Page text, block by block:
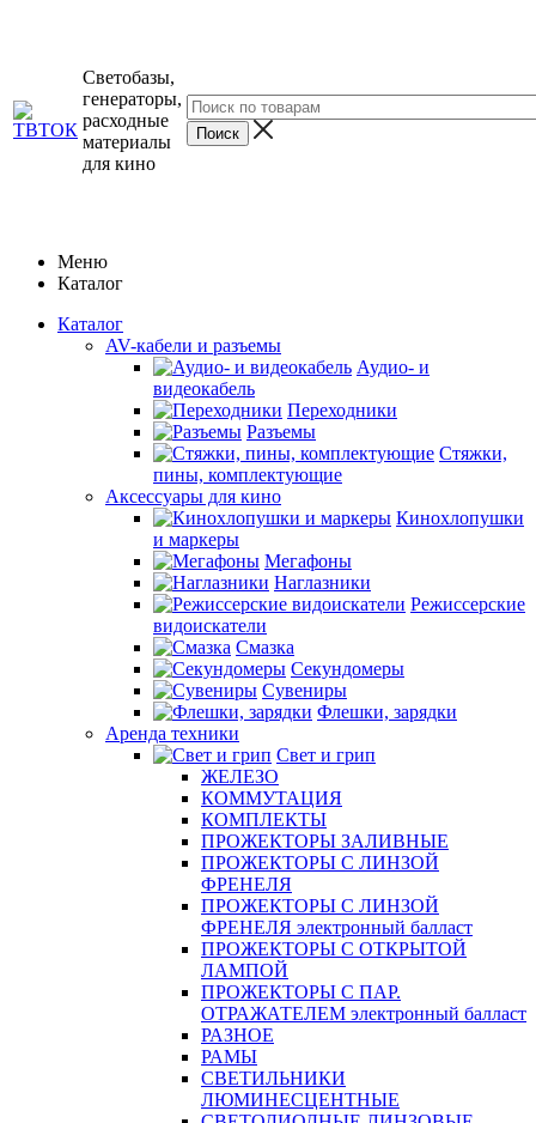
Светобазы,
генераторы,
расходные
материалы
для кино
Меню
Каталог
Каталог
AV-кабели и разъемы
Аудио- и
видеокабель
Переходники
Разъемы
Стяжки,
пины, комплектующие
Аксессуары для кино
Кинохлопушки
и маркеры
Мегафоны
Наглазники
Режиссерские
видоискатели
Смазка
Секундомеры
Сувениры
Флешки, зарядки
Аренда техники
Свет и грип
ЖЕЛЕЗО
КОММУТАЦИЯ
КОМПЛЕКТЫ
ПРОЖЕКТОРЫ ЗАЛИВНЫЕ
ПРОЖЕКТОРЫ С ЛИНЗОЙ
ФРЕНЕЛЯ
ПРОЖЕКТОРЫ С ЛИНЗОЙ
ФРЕНЕЛЯ электронный балласт
ПРОЖЕКТОРЫ С ОТКРЫТОЙ
ЛАМПОЙ
ПРОЖЕКТОРЫ С ПАР.
ОТРАЖАТЕЛЕМ электронный балласт
РАЗНОЕ
РАМЫ
СВЕТИЛЬНИКИ
ЛЮМИНЕСЦЕНТНЫЕ